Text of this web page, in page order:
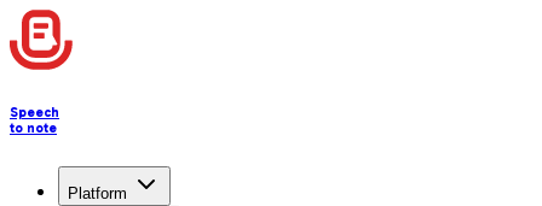
Speech
to note
Platform